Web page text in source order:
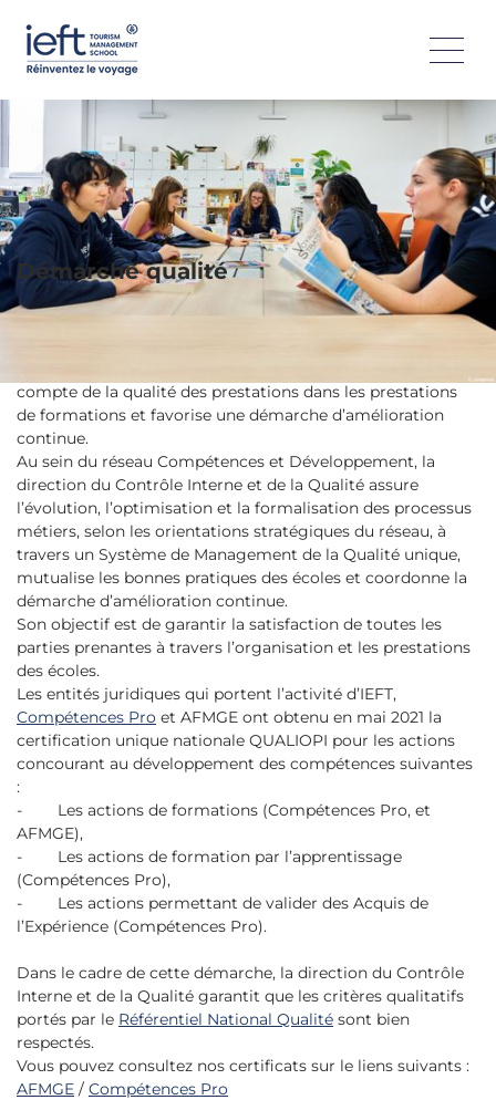
Le voyage ouvre aux autres et au monde : l’IEFT en fait le
cœur de ses engagements. Respect, inclusion, égalité et
bienveillant et inspirant, où chaque rencontre devient une
source d’apprentissage et de progrès collectif.
Démarche qualité
Afin de renforcer et de valoriser sa démarche qualité, IEFT a
compte de la qualité des prestations dans les prestations
de formations et favorise une démarche d’amélioration
continue.
Au sein du réseau Compétences et Développement, la
direction du Contrôle Interne et de la Qualité assure
l’évolution, l’optimisation et la formalisation des processus
métiers, selon les orientations stratégiques du réseau, à
travers un Système de Management de la Qualité unique,
mutualise les bonnes pratiques des écoles et coordonne la
démarche d’amélioration continue.
Son objectif est de garantir la satisfaction de toutes les
parties prenantes à travers l’organisation et les prestations
des écoles.
Les entités juridiques qui portent l’activité d’IEFT,
Compétences Pro et AFMGE ont obtenu en mai 2021 la
certification unique nationale QUALIOPI pour les actions
concourant au développement des compétences suivantes
:
- Les actions de formations (Compétences Pro, et
AFMGE),
- Les actions de formation par l’apprentissage
(Compétences Pro),
- Les actions permettant de valider des Acquis de
l’Expérience (Compétences Pro).
Dans le cadre de cette démarche, la direction du Contrôle
Interne et de la Qualité garantit que les critères qualitatifs
portés par le Référentiel National Qualité sont bien
respectés.
Vous pouvez consultez nos certificats sur le liens suivants :
AFMGE / Compétences Pro